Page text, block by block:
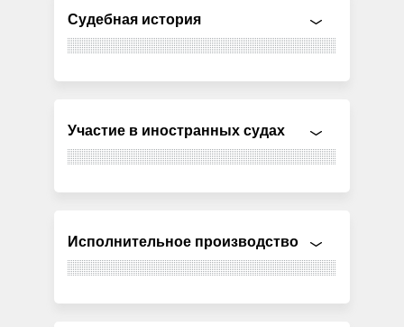
Судебная история
Участие в иностранных судах
Исполнительное производство